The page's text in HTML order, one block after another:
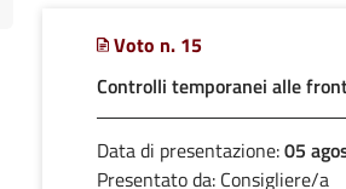
Voto n. 15
Controlli temporanei alle
Data di presentazione:05
Presentato da: Consigliere/a